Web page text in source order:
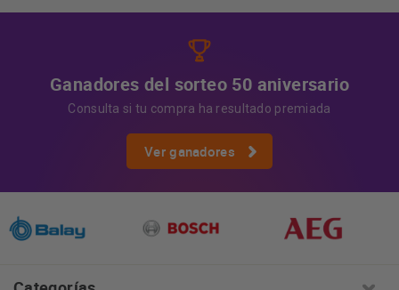
Ganadores del sorteo 50 aniversario
Consulta si tu compra ha resultado premiada
Ver ganadores